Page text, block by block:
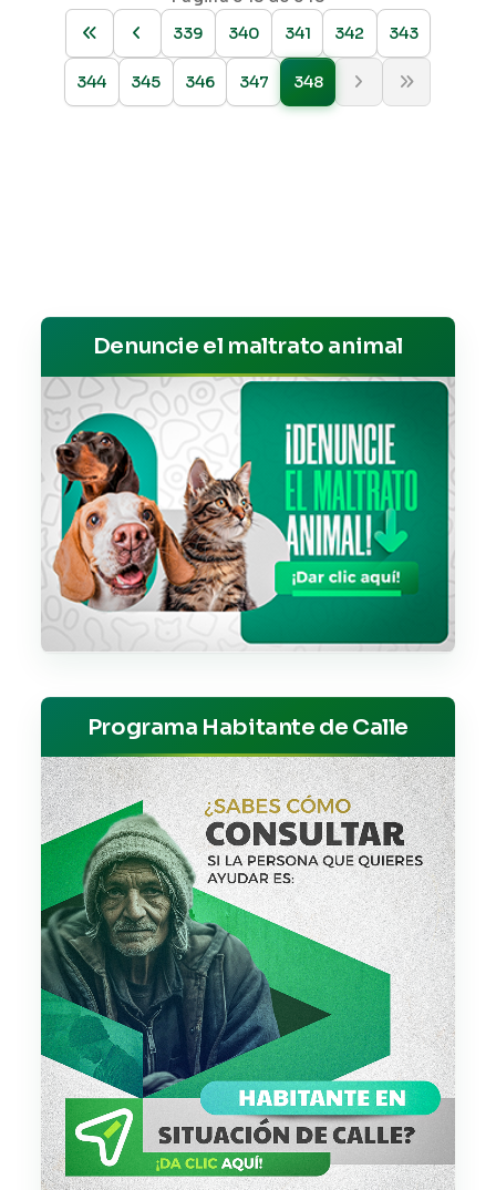
339
340 341 342 343
344 345 346 347 348
Denuncie el maltrato animal
Programa Habitante de Calle